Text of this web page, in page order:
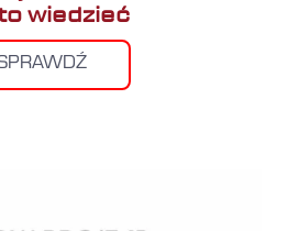
wiedzieć